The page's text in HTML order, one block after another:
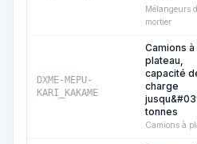
Mélangeurs
mortier
DXME-MEPU-
KARI_KAKAME
Camions à
plateau,
capacité
charge
tonnes
Camions à